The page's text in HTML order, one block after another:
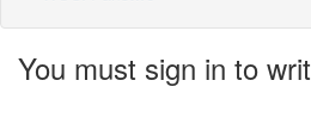
You must sign in to